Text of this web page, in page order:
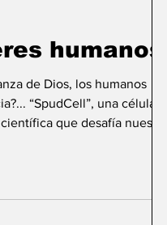
humanos?
de Dios, los humanos
“SpudCell”, una célula
que desafía nuestras